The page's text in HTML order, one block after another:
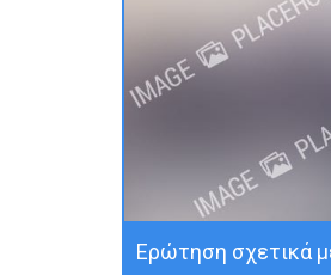
Ερώτηση σχετικά